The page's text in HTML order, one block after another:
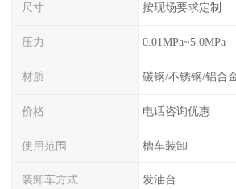
尺寸 按现场要求定制
压力 0.01MPa~5.0MPa
材质 碳钢/不锈钢/铝合
价格 电话咨询优惠
使用范围 槽车装卸
装卸车方式 发油台